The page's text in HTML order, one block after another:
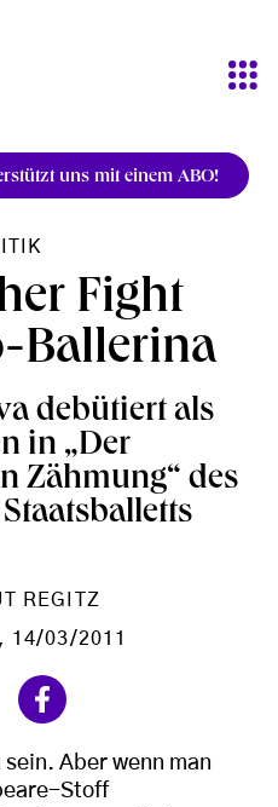
uns mit einem ABO!
Fight
Ballerina
debütiert als
in „Der
Zähmung“ des
REGITZ
, 14/03/2011
Aber wenn man
Stoff